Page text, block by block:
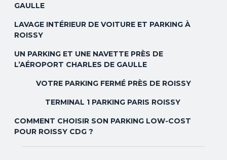
GAULLE
LAVAGE INTÉRIEUR DE VOITURE ET PARKING À
ROISSY
UN PARKING ET UNE NAVETTE PRÈS DE
L’AÉROPORT CHARLES DE GAULLE
VOTRE PARKING FERMÉ PRÈS DE ROISSY
TERMINAL 1 PARKING PARIS ROISSY
COMMENT CHOISIR SON PARKING LOW-COST
POUR ROISSY CDG ?